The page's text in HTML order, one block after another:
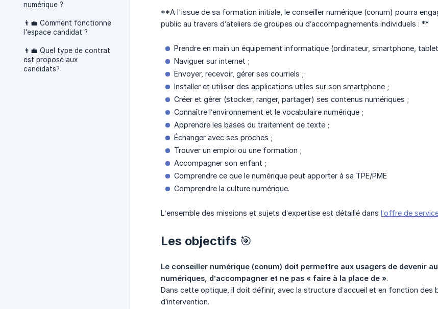
numérique ?
👨‍💼 Comment fonctionne
l'espace candidat ?
👨‍💼 Quel type de contrat
est proposé aux
candidats?
**A l'issue de sa formation initiale, le conseiller numérique (conum) pourra
public au travers d’ateliers de groupes ou d’accompagnements individuels : **
Prendre en main un équipement informatique (ordinateur, smartphone,
Naviguer sur internet ;
Envoyer, recevoir, gérer ses courriels ;
Installer et utiliser des applications utiles sur son smartphone ;
Créer et gérer (stocker, ranger, partager) ses contenus numériques ;
Connaître l’environnement et le vocabulaire numérique ;
Apprendre les bases du traitement de texte ;
Échanger avec ses proches ;
Trouver un emploi ou une formation ;
Accompagner son enfant ;
Comprendre ce que le numérique peut apporter à sa TPE/PME
Comprendre la culture numérique.
L’ensemble des missions et sujets d’expertise est détaillé dans l’offre de
Les objectifs 🎯
Le conseiller numérique (conum) doit permettre aux usagers de devenir
numériques, d’accompagner et ne pas « faire à la place de ».
Dans cette optique, il doit définir, avec la structure d’accueil et en fonction
d’intervention.